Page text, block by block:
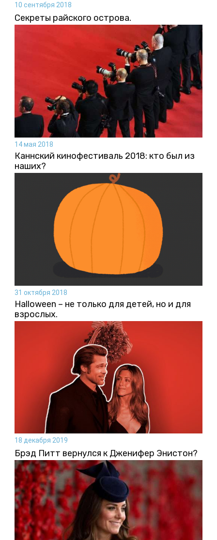
10 сентября 2018
Секреты райского острова.
14 мая 2018
Каннский кинофестиваль 2018: кто был из
наших?
31 октября 2018
Halloween – не только для детей, но и для
взрослых.
18 декабря 2019
Брэд Питт вернулся к Дженифер Энистон?